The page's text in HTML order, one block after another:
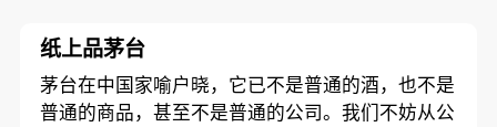
纸上品茅台
茅台在中国家喻户晓，它已不是普通的酒，也不是
普通的商品，甚至不是普通的公司。我们不妨从公